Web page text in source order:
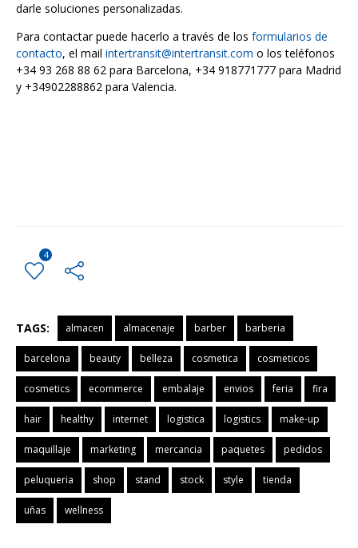
darle soluciones personalizadas.
Para contactar puede hacerlo a través de los formularios de
contacto, el mail intertransit@intertransit.com o los teléfonos
+34 93 268 88 62 para Barcelona, +34 918771777 para Madrid
y +34902288862 para Valencia.
4
TAGS: almacen almacenaje barber barberia
barcelona beauty belleza cosmetica cosmeticos
cosmetics ecommerce embalaje envios feria fira
hair healthy internet logistica logistics make-up
maquillaje marketing mercancia paquetes pedidos
peluqueria shop stand stock style tienda
uñas wellness